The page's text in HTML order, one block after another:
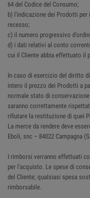
64 del Codice del Consumo;
b) l'indicazione dei Prodotti
recesso;
c) il numero progressivo
d) i dati relativi al conto
cui il Cliente abbia effettuato il
In caso di esercizio del diritto
intero il prezzo dei Prodotti a
normale stato di
saranno correttamente
rifiutare la restituzione di quei
La merce da rendere deve
Eboli, snc – 84022 Campagna
I rimborsi verranno effettuati
per l'acquisto. Le spese di
del Cliente; qualsiasi spesa
rimborsabile.